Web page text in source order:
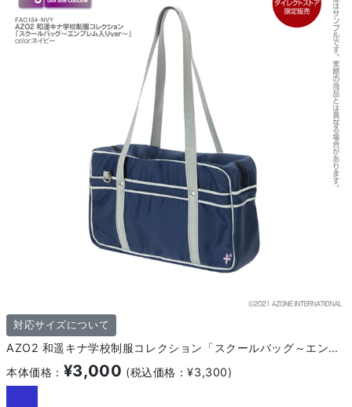
対応サイズについて
AZO2 和遥キナ学校制服コレクション「スクールバッグ～エンブレム入りver～」
本体価格： ¥3,000 (税込価格：¥3,300)